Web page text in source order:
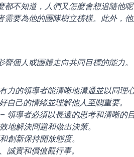
都不知道，人們又怎麼會想追隨他
需要為他的團隊樹立榜樣。此外，
響個人或團體走向共同目標的能力
力的領導者能清晰地溝通並以同理心
自己的情緒並理解他人至關重要。
– 領導者必須以長遠的思考和清晰的
地解決問題和做出決策。
創新保持開放態度。
誠實和價值觀行事。